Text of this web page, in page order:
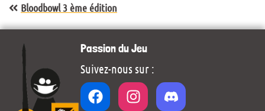
Bloodbowl 3 ème édition
Passion du Jeu
Suivez-nous sur :